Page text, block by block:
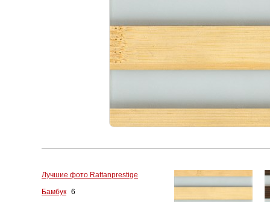
Лучшие фото Rattanprestige
Бамбук 6